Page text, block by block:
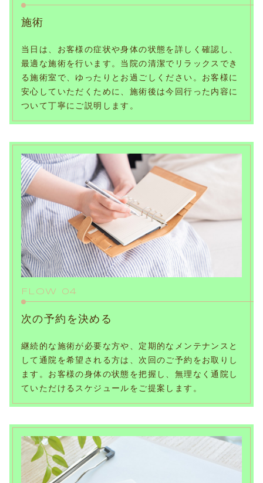
施術
当日は、お客様の症状や身体の状態を詳しく確認し、
最適な施術を行います。当院の清潔でリラックスでき
る施術室で、ゆったりとお過ごしください。お客様に
安心していただくために、施術後は今回行った内容に
ついて丁寧にご説明します。
FLOW 04
次の予約を決める
継続的な施術が必要な方や、定期的なメンテナンスと
して通院を希望される方は、次回のご予約をお取りし
ます。お客様の身体の状態を把握し、無理なく通院し
ていただけるスケジュールをご提案します。